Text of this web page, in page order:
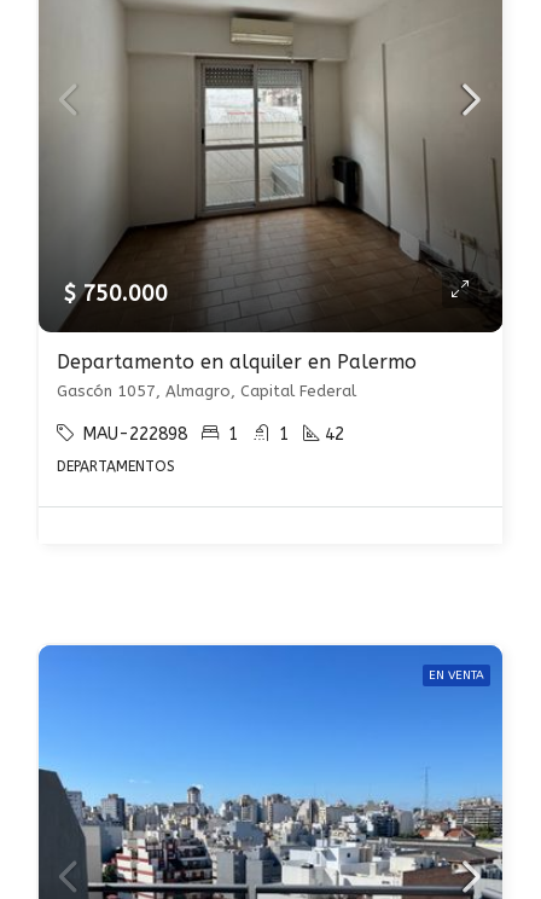
$ 750.000
Departamento en alquiler en Palermo
Gascón 1057, Almagro, Capital Federal
MAU-222898 1 1 42
DEPARTAMENTOS
EN VENTA